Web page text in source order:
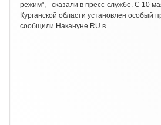
режим", - сказали в пресс-службе. С 10
Курганской области установлен особый
сообщили Накануне.RU в...